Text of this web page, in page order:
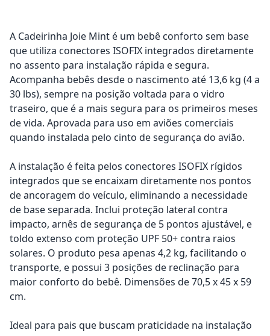
A Cadeirinha Joie Mint é um bebê conforto sem base
que utiliza conectores ISOFIX integrados diretamente
no assento para instalação rápida e segura.
Acompanha bebês desde o nascimento até 13,6 kg (4 a
30 lbs), sempre na posição voltada para o vidro
traseiro, que é a mais segura para os primeiros meses
de vida. Aprovada para uso em aviões comerciais
quando instalada pelo cinto de segurança do avião.
A instalação é feita pelos conectores ISOFIX rígidos
integrados que se encaixam diretamente nos pontos
de ancoragem do veículo, eliminando a necessidade
de base separada. Inclui proteção lateral contra
impacto, arnês de segurança de 5 pontos ajustável, e
toldo extenso com proteção UPF 50+ contra raios
solares. O produto pesa apenas 4,2 kg, facilitando o
transporte, e possui 3 posições de reclinação para
maior conforto do bebê. Dimensões de 70,5 x 45 x 59
cm.
Ideal para pais que buscam praticidade na instalação